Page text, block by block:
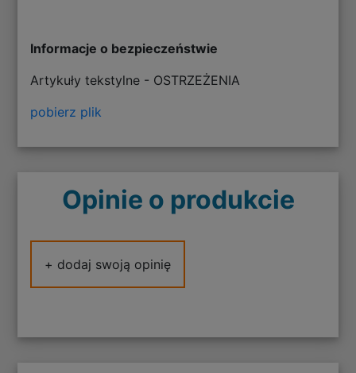
Informacje o bezpieczeństwie
Artykuły tekstylne - OSTRZEŻENIA
pobierz plik
Opinie o produkcie
+ dodaj swoją opinię